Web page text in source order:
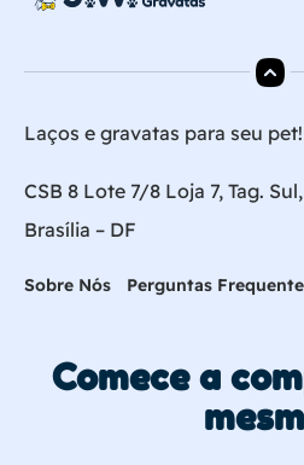
Laços e gravatas para seu pet!
CSB 8 Lote 7/8 Loja 7, Tag. Sul,
Brasília – DF
Sobre Nós Perguntas
Comece a